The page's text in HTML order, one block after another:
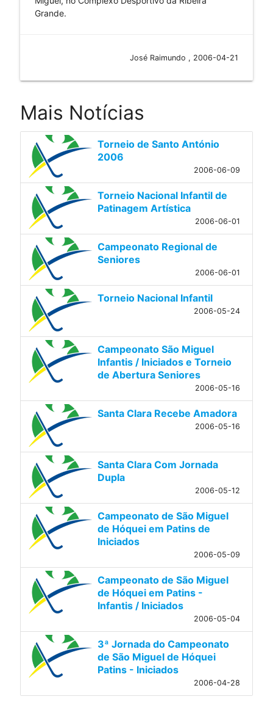
Grande.
José Raimundo , 2006-04-21
Mais Notícias
Torneio de Santo António
2006
2006-06-09
Torneio Nacional Infantil de
Patinagem Artística
2006-06-01
Campeonato Regional de
Seniores
2006-06-01
Torneio Nacional Infantil
2006-05-24
Campeonato São Miguel
Infantis / Iniciados e Torneio
de Abertura Seniores
2006-05-16
Santa Clara Recebe Amadora
2006-05-16
Santa Clara Com Jornada
Dupla
2006-05-12
Campeonato de São Miguel
de Hóquei em Patins de
Iniciados
2006-05-09
Campeonato de São Miguel
de Hóquei em Patins -
Infantis / Iniciados
2006-05-04
3ª Jornada do Campeonato
de São Miguel de Hóquei
Patins - Iniciados
2006-04-28